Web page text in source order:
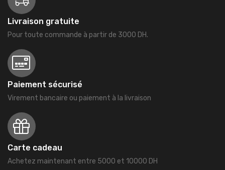
Livraison gratuite
Pour toute commande à partir de 3000 DH.
Paiement sécurisé
Virement bancaire ou paiement à la livraison
Carte cadeau
Achetez maintenant entre 5000 et 10000 DH